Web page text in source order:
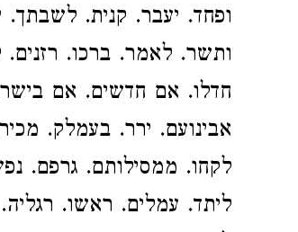
ופחד. יעבר. קנית.
ותשר. לאמר. ברכו. רזנים.
חדלו. אם חדשים. אם
אבינועם. ירר. בעמלק.
לקחו. ממסילותם. גרפם.
ליתד. עמלים. ראשו.